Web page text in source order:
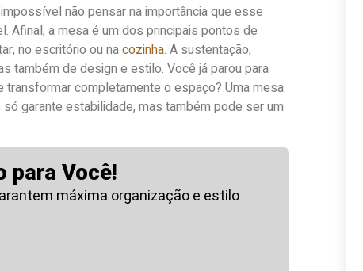
não pensar na importância que esse
Afinal, a mesa é um dos principais pontos de
no escritório ou nacozinha. A sustentação,
também de design e estilo. Você já parou para
completamente o espaço? Uma mesa
garante estabilidade, mas também pode ser um
para Você!
máxima organização e estilo